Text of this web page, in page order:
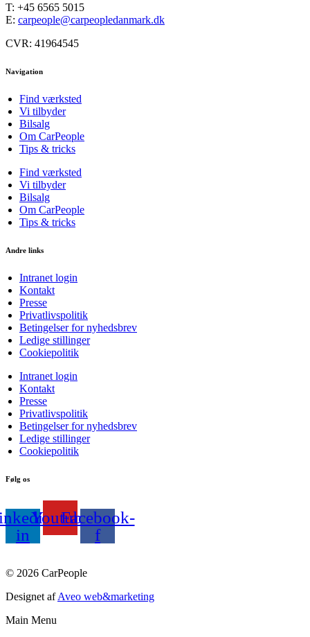
T: +45 6565 5015
E: carpeople@carpeopledanmark.dk
CVR: 41964545
Navigation
Find værksted
Vi tilbyder
Bilsalg
Om CarPeople
Tips & tricks
Find værksted
Vi tilbyder
Bilsalg
Om CarPeople
Tips & tricks
Andre links
Intranet login
Kontakt
Presse
Privatlivspolitik
Betingelser for nyhedsbrev
Ledige stillinger
Cookiepolitik
Intranet login
Kontakt
Presse
Privatlivspolitik
Betingelser for nyhedsbrev
Ledige stillinger
Cookiepolitik
Følg os
in
YoutubeFacebook-
f
© 2026 CarPeople
Designet afAveo web&marketing
Main Menu